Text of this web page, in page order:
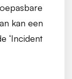
kan een
‘Incident